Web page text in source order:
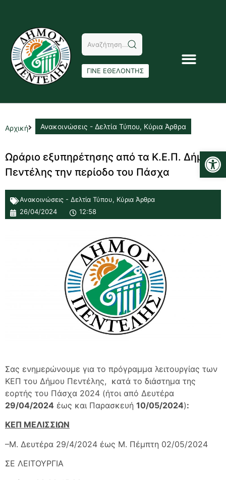
ΓΙΝΕ ΕΘΕΛΟΝΤΗΣ
Αρχική Ανακοινώσεις - Δελτία Τύπου, Κύρια Άρθρα
Ωράριο εξυπηρέτησης από τα Κ.Ε.Π. Δήμου
Πεντέλης την περίοδο του Πάσχα
Ανακοινώσεις - Δελτία Τύπου, Κύρια Άρθρα
26/04/2024
12:58
Σας ενημερώνουμε για το πρόγραμμα λειτουργίας των
ΚΕΠ του Δήμου Πεντέλης, κατά το διάστημα της
εορτής του Πάσχα 2024 (ήτοι από Δευτέρα
29/04/2024 έως και Παρασκευή 10/05/2024):
ΚΕΠ ΜΕΛΙΣΣΙΩΝ
–Μ. Δευτέρα 29/4/2024 έως Μ. Πέμπτη 02/05/2024
ΣΕ ΛΕΙΤΟΥΡΓΙΑ